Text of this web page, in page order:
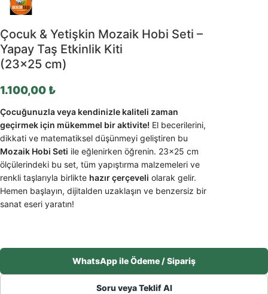
Çocuk & Yetişkin Mozaik Hobi Seti –
Yapay Taş Etkinlik Kiti
(23×25 cm)
1.100,00 ₺
Çocuğunuzla veya kendinizle kaliteli zaman
geçirmek için mükemmel bir aktivite! El becerilerini,
dikkati ve matematiksel düşünmeyi geliştiren bu
Mozaik Hobi Seti ile eğlenirken öğrenin. 23×25 cm
ölçülerindeki bu set, tüm yapıştırma malzemeleri ve
renkli taşlarıyla birlikte hazır çerçeveli olarak gelir.
Hemen başlayın, dijitalden uzaklaşın ve benzersiz bir
sanat eseri yaratın!
WhatsApp ile Ödeme / Sipariş
Soru veya Teklif Al